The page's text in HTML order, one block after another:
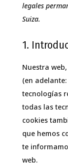
legales
Suiza.
1.
Nuestra web,
(en
tecnologías
todas las
cookies
que hemos
te
web.